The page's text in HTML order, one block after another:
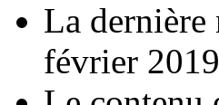
La dernière
février